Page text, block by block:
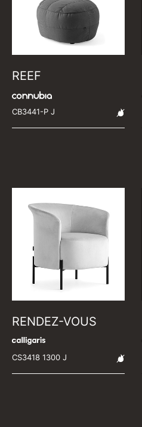
REEF
CB3441-P J
RENDEZ-VOUS
CS3418 1300 J